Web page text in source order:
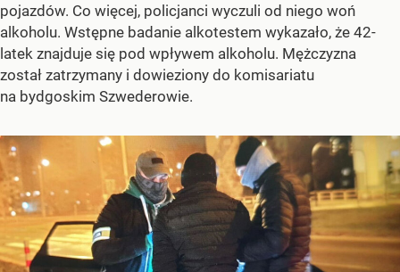
pojazdów. Co więcej, policjanci wyczuli od niego woń
alkoholu. Wstępne badanie alkotestem wykazało, że 42-
latek znajduje się pod wpływem alkoholu. Mężczyzna
został zatrzymany i dowieziony do komisariatu
na bydgoskim Szwederowie.